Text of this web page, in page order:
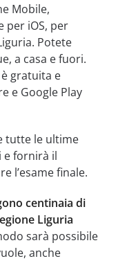
Mobile,
per iOS, per
Potete
a casa e fuori.
gratuita e
e Google Play
tutte le ultime
e fornirà il
l’esame finale.
centinaia di
Liguria
sarà possibile
anche